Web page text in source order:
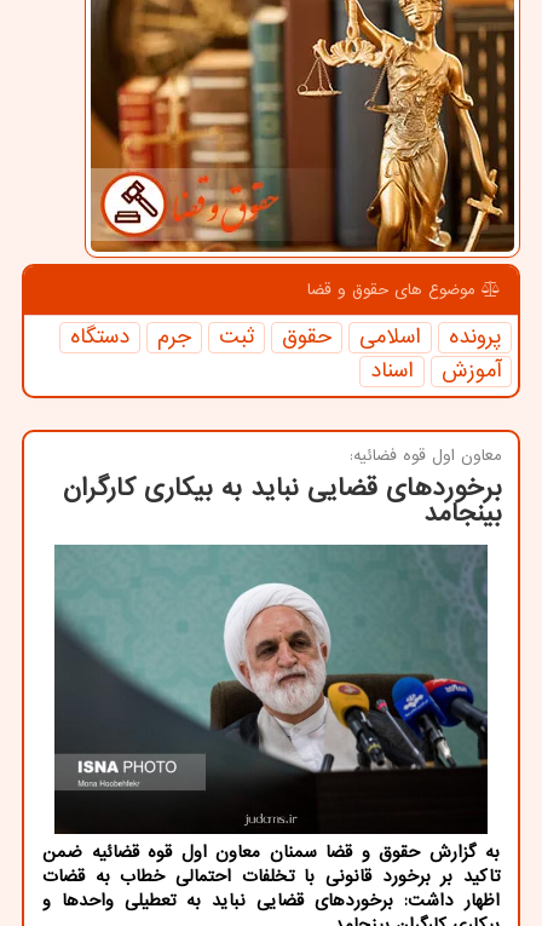
موضوع های حقوق و قضا
پرونده اسلامی حقوق ثبت جرم
دستگاه
آموزش
اسناد
معاون اول قوه فضائیه:
برخوردهای قضایی نباید به بیكاری كارگران
بینجامد
به گزارش حقوق و قضا سمنان معاون اول قوه قضائیه ضمن
تاكید بر برخورد قانونی با تخلفات احتمالی خطاب به قضات
اظهار داشت: برخوردهای قضایی نباید به تعطیلی واحدها و